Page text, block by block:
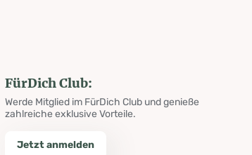
FürDich Club:
Werde Mitglied im FürDich Club und genieße
zahlreiche exklusive Vorteile.
Jetzt anmelden